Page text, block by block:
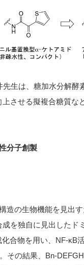
生は、糖加水分解酵
させる擬複合糖質な
分子創製
造の生物機能を見出す
を独自に見出したド
合物を用い、 NF-κB
その結果、 Bn-DEFGH